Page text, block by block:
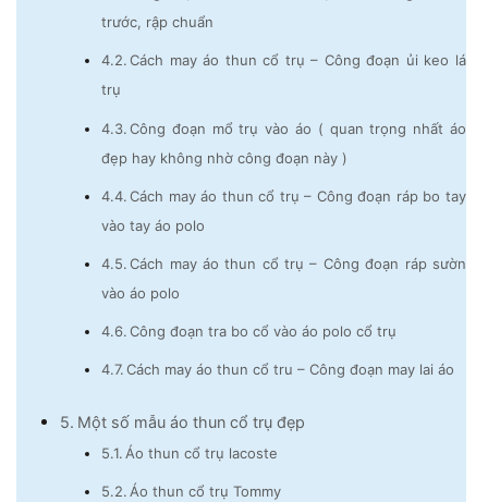
trước, rập chuẩn
Cách may áo thun cổ trụ – Công đoạn ủi keo lá
trụ
Công đoạn mổ trụ vào áo ( quan trọng nhất áo
đẹp hay không nhờ công đoạn này )
Cách may áo thun cổ trụ – Công đoạn ráp bo tay
vào tay áo polo
Cách may áo thun cổ trụ – Công đoạn ráp sườn
vào áo polo
Công đoạn tra bo cổ vào áo polo cổ trụ
Cách may áo thun cổ tru – Công đoạn may lai áo
Một số mẫu áo thun cổ trụ đẹp
Áo thun cổ trụ lacoste
Áo thun cổ trụ Tommy